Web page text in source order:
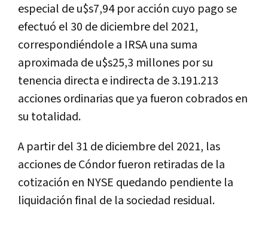
especial de u$s7,94 por acción cuyo pago se
efectuó el 30 de diciembre del 2021,
correspondiéndole a IRSA una suma
aproximada de u$s25,3 millones por su
tenencia directa e indirecta de 3.191.213
acciones ordinarias que ya fueron cobrados en
su totalidad.
A partir del 31 de diciembre del 2021, las
acciones de Cóndor fueron retiradas de la
cotización en NYSE quedando pendiente la
liquidación final de la sociedad residual.